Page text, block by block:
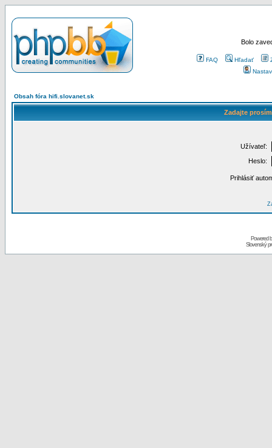
Bolo
FAQ Hľadať
Obsah fóra hifi.slovanet.sk
Zadajte
Užívateľ:
Heslo:
Prihlásiť
Powered
Slovenský